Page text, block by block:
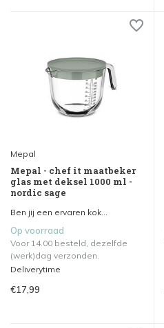
Mepal
Mepal - chef it maatbeker
glas met deksel 1000 ml -
nordic sage
Ben jij een ervaren kok...
Op voorraad
Voor 14.00 besteld, dezelfde
(werk)dag verzonden.
Deliverytime
€17,99